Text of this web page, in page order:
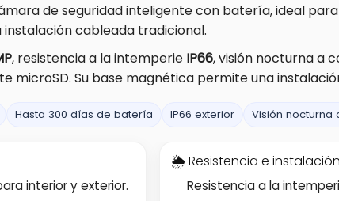
de seguridad inteligente con batería, ideal
cableada tradicional.
, resistencia a la intemperie IP66, visión nocturna a
microSD. Su base magnética permite una
Hasta 300 días de batería IP66 exterior Visión nocturna
interior y exterior.
🌦️ Resistencia e instalación
Resistencia a la